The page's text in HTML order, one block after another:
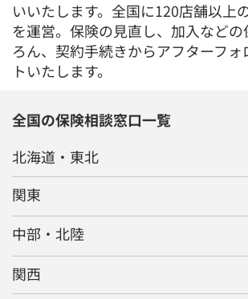
いいたします。全国に120店舗以上
を運営。保険の見直し、加入など
ろん、契約手続きからアフターフォ
トいたします。
全国の保険相談窓口一覧
北海道・東北
関東
中部・北陸
関西